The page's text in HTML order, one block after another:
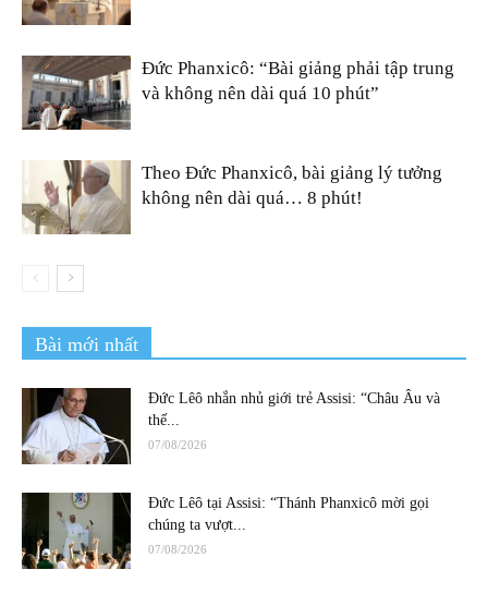
Đức Phanxicô: “Bài giảng phải tập trung
và không nên dài quá 10 phút”
Theo Đức Phanxicô, bài giảng lý tưởng
không nên dài quá… 8 phút!
Bài mới nhất
Đức Lêô nhắn nhủ giới trẻ Assisi: “Châu Âu và
thế...
07/08/2026
Đức Lêô tại Assisi: “Thánh Phanxicô mời gọi
chúng ta vượt...
07/08/2026